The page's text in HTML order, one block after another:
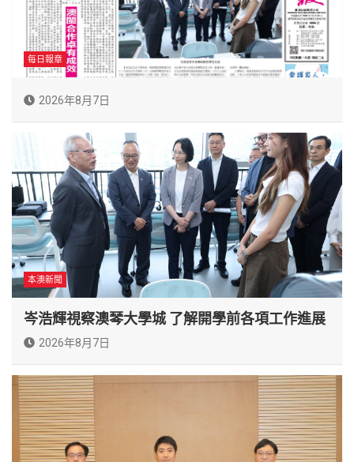
每日報章
2026年8月7日
本澳新聞
岑浩輝視察澳琴大學城 了解開學前各項工作進展
2026年8月7日